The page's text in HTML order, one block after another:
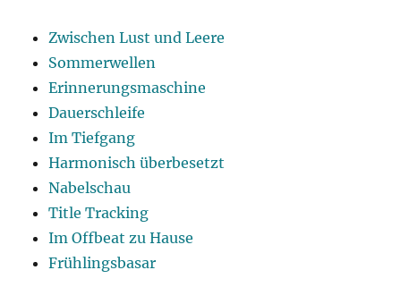
Zwischen Lust und Leere
Sommerwellen
Erinnerungsmaschine
Dauerschleife
Im Tiefgang
Harmonisch überbesetzt
Nabelschau
Title Tracking
Im Offbeat zu Hause
Frühlingsbasar